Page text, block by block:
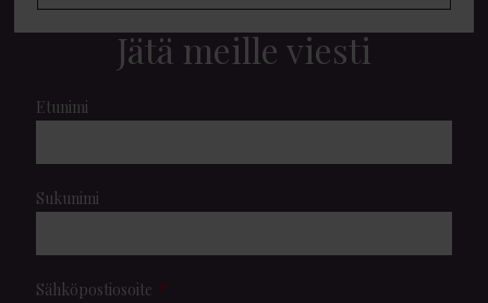
Jätä meille viesti
Etunimi
Sukunimi
Sähköpostiosoite